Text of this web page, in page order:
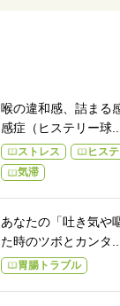
喉の違和感、詰まる
感症（ヒステリー球...
ストレス ヒス
気滞
あなたの「吐き気や
た時のツボとカンタ...
胃腸トラブル